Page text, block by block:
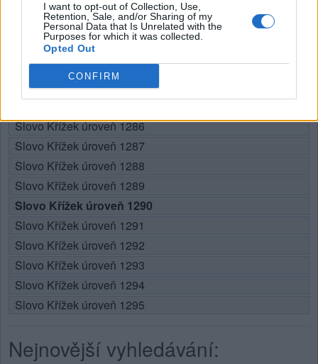
I want to opt-out of Collection, Use,
Retention, Sale, and/or Sharing of my
Personal Data that Is Unrelated with the
Purposes for which it was collected.
Opted Out
CONFIRM
Zde můžete vyhledat odpověď podle čísla úrovně, ale
doporučujeme použít vyhledávání podle písmen.
Vyberte si svou úroveň:
Slovo Křížek úroveň 1286
Slovo Křížek úroveň 1287
Slovo Křížek úroveň 1288
Slovo Křížek úroveň 1289
Slovo Křížek úroveň 1290
Slovo Křížek úroveň 1291
Slovo Křížek úroveň 1292
Slovo Křížek úroveň 1293
Slovo Křížek úroveň 1294
Slovo Křížek úroveň 1295
Nejnovější vyhledávání: